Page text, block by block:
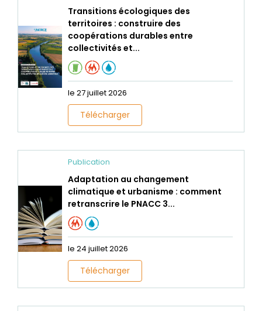
Transitions écologiques des
territoires : construire des
coopérations durables entre
collectivités et...
le 27 juillet 2026
Télécharger
Publication
Adaptation au changement
climatique et urbanisme : comment
retranscrire le PNACC 3...
le 24 juillet 2026
Télécharger